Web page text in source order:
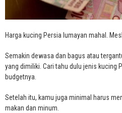
Harga kucing Persia lumayan mahal.
Semakin dewasa dan bagus atau
yang dimiliki. Cari tahu dulu jenis kucing
budgetnya.
Setelah itu, kamu juga minimal harus
makan dan minum.